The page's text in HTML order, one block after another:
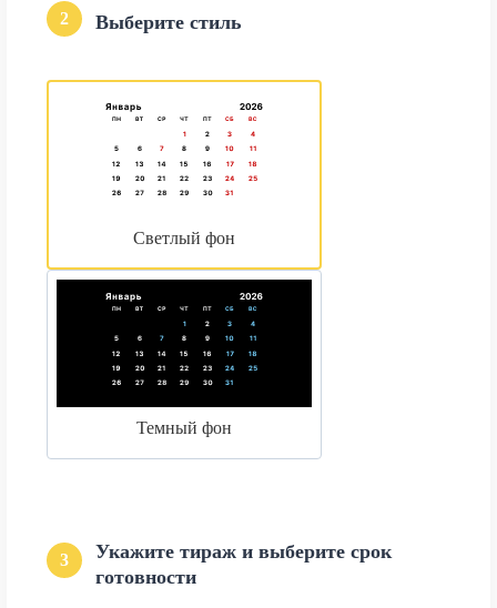
2 Выберите стиль
Светлый фон
Темный фон
3
Укажите тираж и выберите срок
готовности